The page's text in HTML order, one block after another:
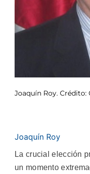
Joaquín Roy. Crédito:
Joaquín Roy
La crucial elección
un momento